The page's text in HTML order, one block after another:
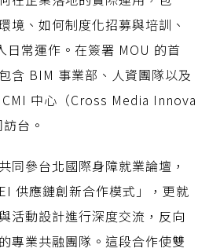
境、如何制度化招募與培訓、
日常運作。在簽署 MOU 的首
含 BIM 事業部、人資團隊以及
中心（Cross Media Innova
台。
同參台北國際身障就業論壇，
供應鏈創新合作模式」，更就
活動設計進行深度交流，反向
專業共融團隊。這段合作使雙